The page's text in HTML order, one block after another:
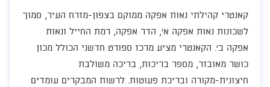
​קאנטרי קהילתי נאות אפקה ממוקם בצפון-מזרח העיר, סמוך
לשכונות נאות אפקה א', הדר אפקה, רמת החייל ונאות
אפקה ב'. הקאנטרי מציע מרכז ספורט חדשני הכולל מכון
כושר מאובזר, מספר בריכות, בריכה משולבת
חיצונית-מקורה ובריכת פעוטות. לרשות המבקרים עומדים